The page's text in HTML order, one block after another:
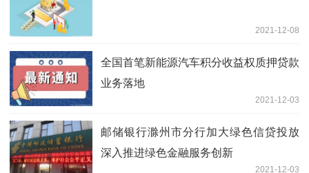
2021-12-08
全国首笔新能源汽车积分收益权质押贷款
业务落地
2021-12-03
邮储银行滁州市分行加大绿色信贷投放
深入推进绿色金融服务创新
2021-12-03